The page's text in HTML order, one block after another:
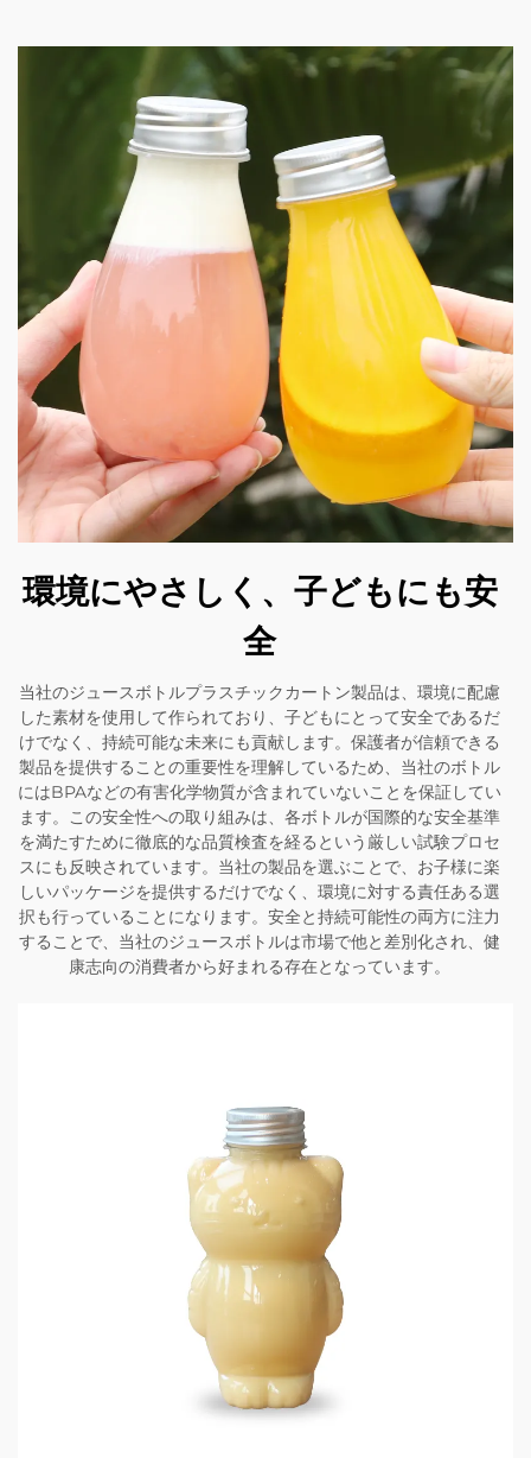
環境にやさしく、子どもにも安
全
当社のジュースボトルプラスチックカートン製品は、環境に配慮
した素材を使用して作られており、子どもにとって安全であるだ
けでなく、持続可能な未来にも貢献します。保護者が信頼できる
製品を提供することの重要性を理解しているため、当社のボトル
にはBPAなどの有害化学物質が含まれていないことを保証してい
ます。この安全性への取り組みは、各ボトルが国際的な安全基準
を満たすために徹底的な品質検査を経るという厳しい試験プロセ
スにも反映されています。当社の製品を選ぶことで、お子様に楽
しいパッケージを提供するだけでなく、環境に対する責任ある選
択も行っていることになります。安全と持続可能性の両方に注力
することで、当社のジュースボトルは市場で他と差別化され、健
康志向の消費者から好まれる存在となっています。